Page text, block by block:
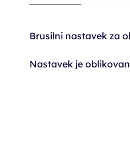
Brusilni nastavek za
Nastavek je